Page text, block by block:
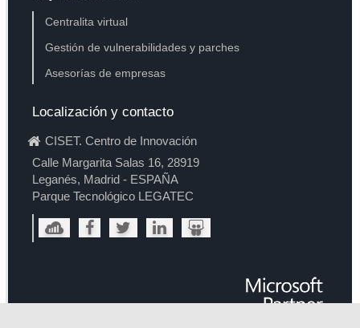
Centralita virtual
Gestión de vulnerabilidades y parches
Asesorías de empresas
Localización y contacto
CISET. Centro de Innovación
Calle Margarita Salas 16, 28919
Leganés, Madrid - ESPAÑA
Parque Tecnológico LEGATEC